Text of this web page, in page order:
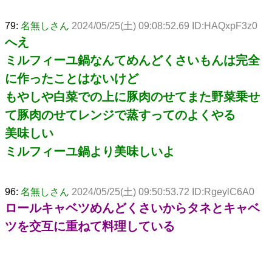
79: 名無しさん 2024/05/25(土) 09:08:52.69 ID:HAQxpF3z0
へえ
ミルフィーユ鍋なんてめんどくさいもんは完全
に作ったことはないけど
もやしや白菜での上に豚肉のせてまた野菜乗せ
て豚肉のせてレンジで蒸すってのよくやる
美味しい
ミルフィーユ鍋より美味しいよ
96: 名無しさん 2024/05/25(土) 09:50:53.72 ID:RgeylC6A0
ロールキャベツめんどくさいからタネとキャベ
ツを交互に重ねて料理している